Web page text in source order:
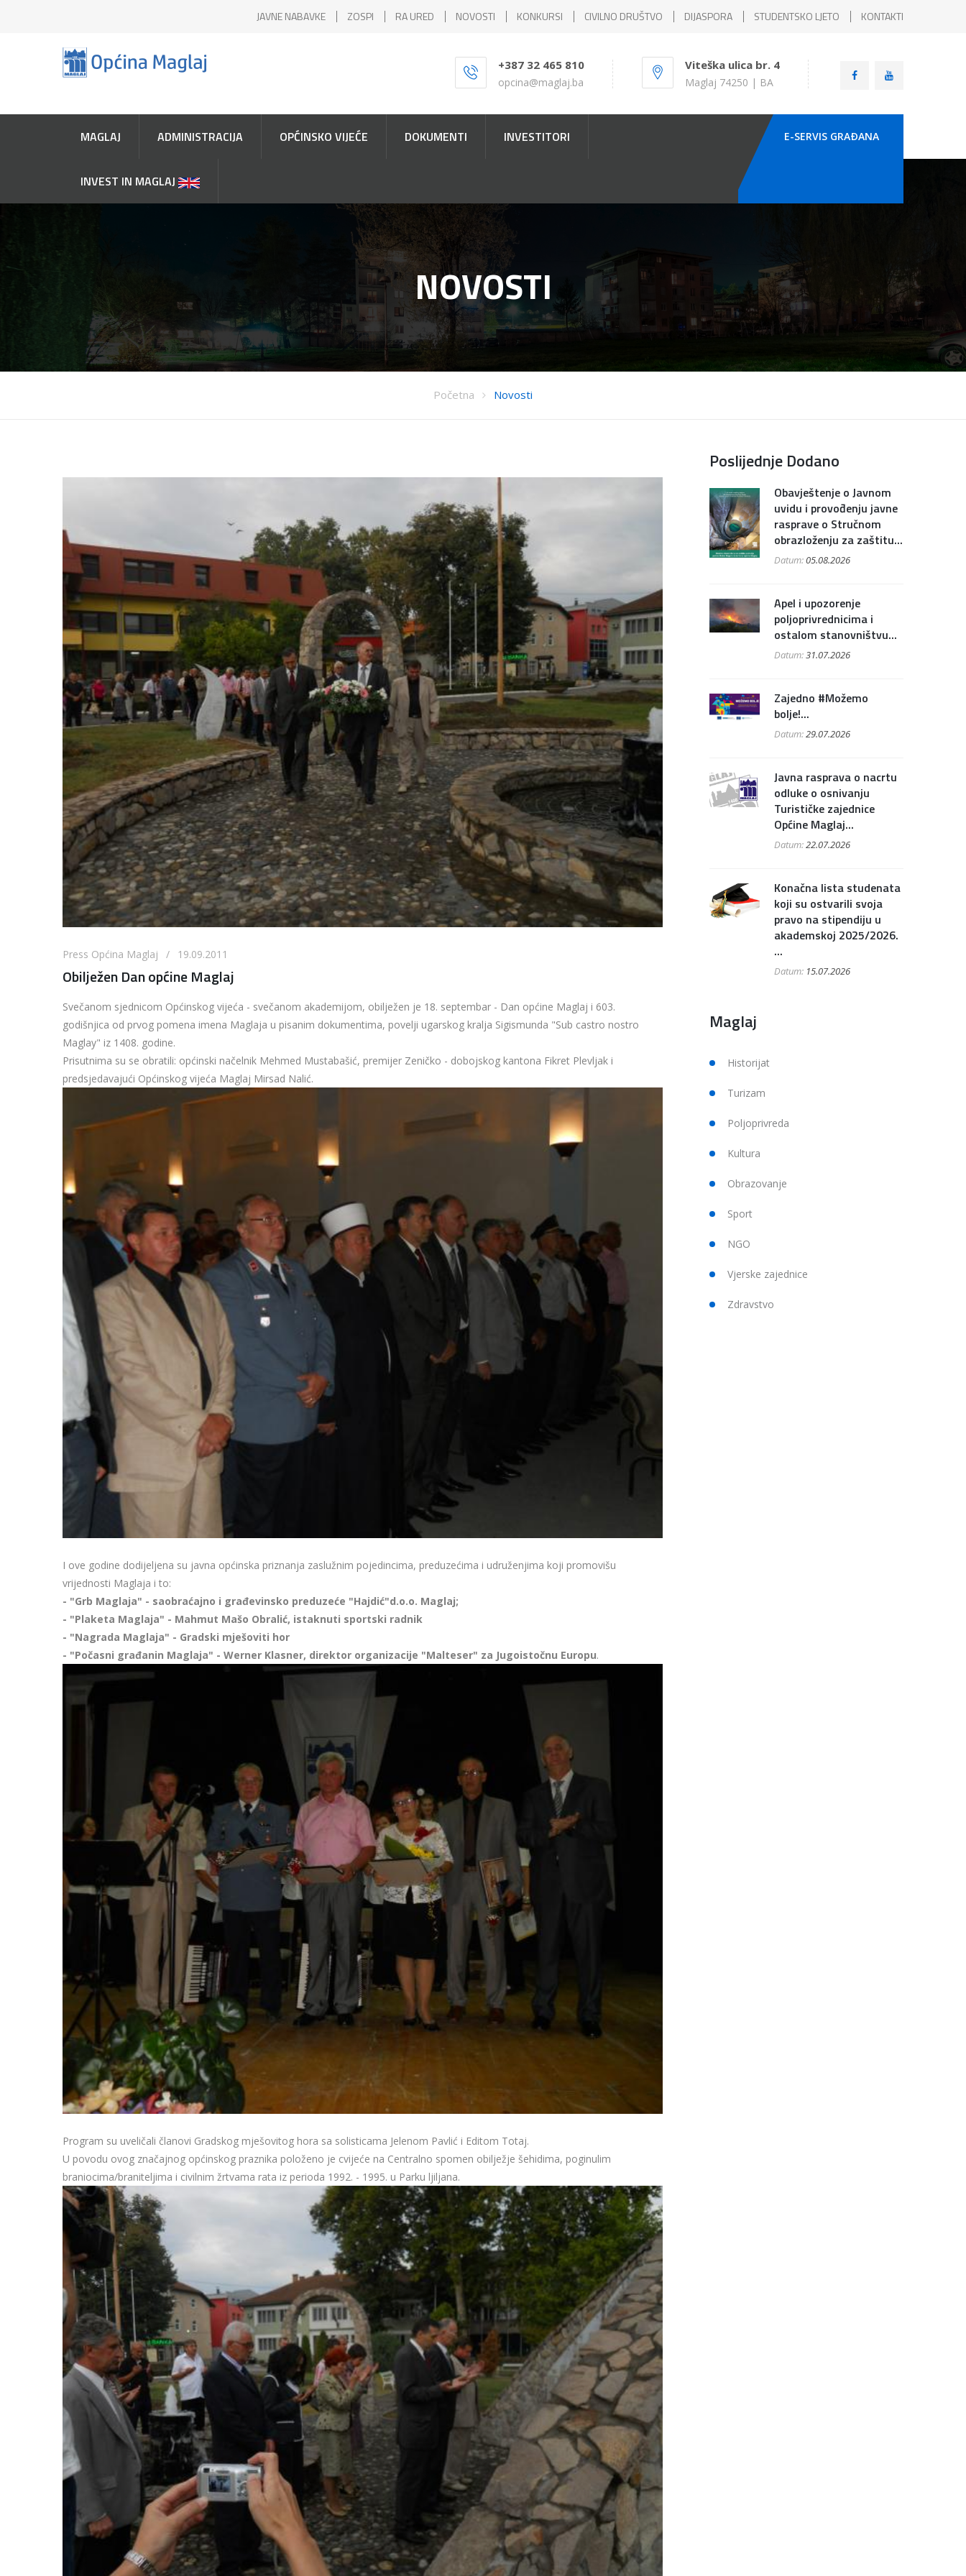
JAVNE NABAVKE ZOSPI RA URED NOVOSTI KONKURSI CIVILNO DRUŠTVO DIJASPORA STUDENTSKO LJETO KONTAKTI
+387 32 465 810
opcina@maglaj.ba
Viteška ulica br. 4
Maglaj 74250 | BA
MAGLAJ ADMINISTRACIJA OPĆINSKO VIJEĆE DOKUMENTI INVESTITORI
INVEST IN MAGLAJ
E-SERVIS GRAÐANA
NOVOSTI
Početna Novosti
Press Općina Maglaj / 19.09.2011
Obilježen Dan općine Maglaj
Svečanom sjednicom Općinskog vijeća - svečanom akademijom, obilježen je 18. septembar - Dan općine Maglaj i 603.
godišnjica od prvog pomena imena Maglaja u pisanim dokumentima, povelji ugarskog kralja Sigismunda "Sub castro nostro
Maglay" iz 1408. godine.
Prisutnima su se obratili: općinski načelnik Mehmed Mustabašić, premijer Zeničko - dobojskog kantona Fikret Plevljak i
predsjedavajući Općinskog vijeća Maglaj Mirsad Nalić.
I ove godine dodijeljena su javna općinska priznanja zaslužnim pojedincima, preduzećima i udruženjima koji promovišu
vrijednosti Maglaja i to:
- "Grb Maglaja" - saobraćajno i građevinsko preduzeće "Hajdić"d.o.o. Maglaj;
- "Plaketa Maglaja" - Mahmut Mašo Obralić, istaknuti sportski radnik
- "Nagrada Maglaja" - Gradski mješoviti hor
- "Počasni građanin Maglaja" - Werner Klasner, direktor organizacije "Malteser" za Jugoistočnu Europu.
Program su uveličali članovi Gradskog mješovitog hora sa solisticama Jelenom Pavlić i Editom Totaj.
U povodu ovog značajnog općinskog praznika položeno je cvijeće na Centralno spomen obilježje šehidima, poginulim
braniocima/braniteljima i civilnim žrtvama rata iz perioda 1992. - 1995. u Parku ljiljana.
Poslijednje Dodano
Obavještenje o Javnom
uvidu i provođenju javne
rasprave o Stručnom
obrazloženju za zaštitu...
Datum:05.08.2026
Apel i upozorenje
poljoprivrednicima i
ostalom stanovništvu...
Datum:31.07.2026
Zajedno #Možemo
bolje!...
Datum:29.07.2026
Javna rasprava o nacrtu
odluke o osnivanju
Turističke zajednice
Općine Maglaj...
Datum:22.07.2026
Konačna lista studenata
koji su ostvarili svoja
pravo na stipendiju u
akademskoj 2025/2026.
...
Datum: 15.07.2026
Maglaj
Historijat
Turizam
Poljoprivreda
Kultura
Obrazovanje
Sport
NGO
Vjerske zajednice
Zdravstvo